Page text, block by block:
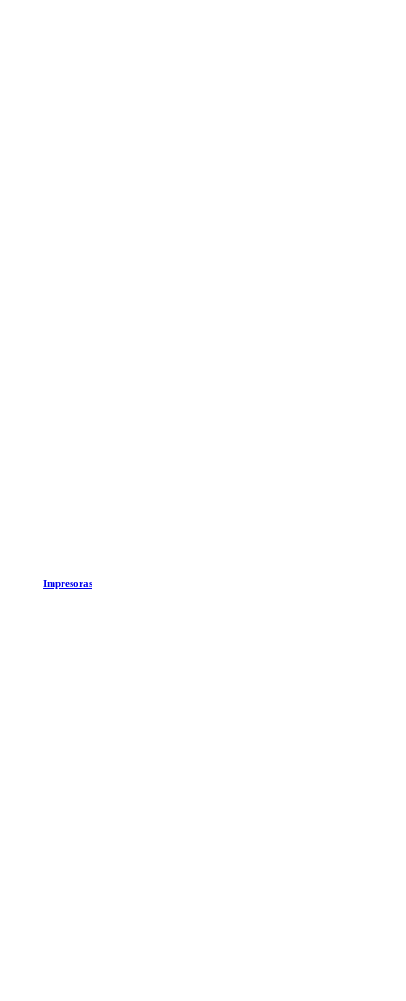
Impresoras